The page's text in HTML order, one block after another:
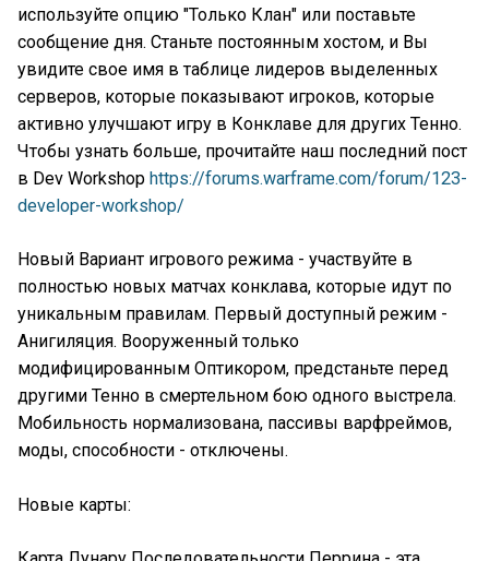
используйте опцию "Только Клан" или поставьте
сообщение дня. Станьте постоянным хостом, и Вы
увидите свое имя в таблице лидеров выделенных
серверов, которые показывают игроков, которые
активно улучшают игру в Конклаве для других Тенно.
Чтобы узнать больше, прочитайте наш последний пост
в Dev Workshop https://forums.warframe.com/forum/123-
developer-workshop/
Новый Вариант игрового режима - участвуйте в
полностью новых матчах конклава, которые идут по
уникальным правилам. Первый доступный режим -
Анигиляция. Вооруженный только
модифицированным Оптикором, предстаньте перед
другими Тенно в смертельном бою одного выстрела.
Мобильность нормализована, пассивы варфреймов,
моды, способности - отключены.
Новые карты: